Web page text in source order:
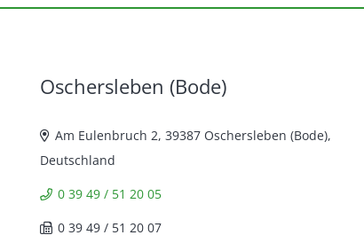
Oschersleben (Bode)
Am Eulenbruch 2, 39387 Oschersleben (Bode),
Deutschland
0 39 49 / 51 20 05
0 39 49 / 51 20 07